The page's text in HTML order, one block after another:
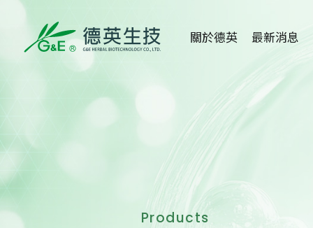
關於德英
關於德英
品牌故事
創辦人
公司沿革
最新消息
全部消息
Products